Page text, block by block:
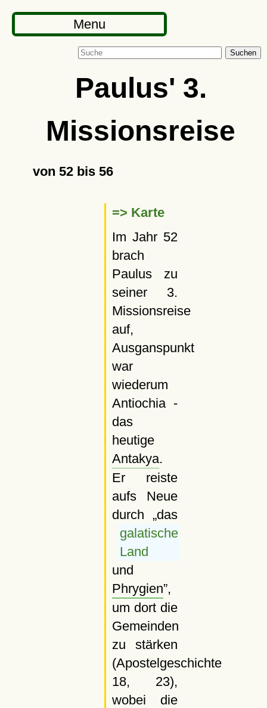
Menu
Suchen
Paulus' 3.
Missionsreise
von 52 bis 56
=> Karte
Im Jahr 52
brach
Paulus zu
seiner 3.
Missionsreise
auf,
Ausganspunkt
war
wiederum
Antiochia -
das
heutige
Antakya.
Er reiste
aufs Neue
durch
das
galatische
Land
und
Phrygien ,
um dort die
Gemeinden
zu stärken
(Apostelgeschichte
18, 23),
wobei die